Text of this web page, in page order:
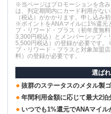
※当ページはプロモーションを含
は、判定期間内にカード利用がな
（税込）がかかります。申し込み
※ポイントをANAマイルに1%還元
プ・リワード・プラス（初年度無
3,300円税込）とメンバーシップ
5,500円税込）の登録が必要です
プ・リワード・プラスと対象加盟
料）の登録が必要です。
選ば
抜群のステータスのメタル製
年間利用金額に応じて最大2
いつでも1%還元でANAマイル